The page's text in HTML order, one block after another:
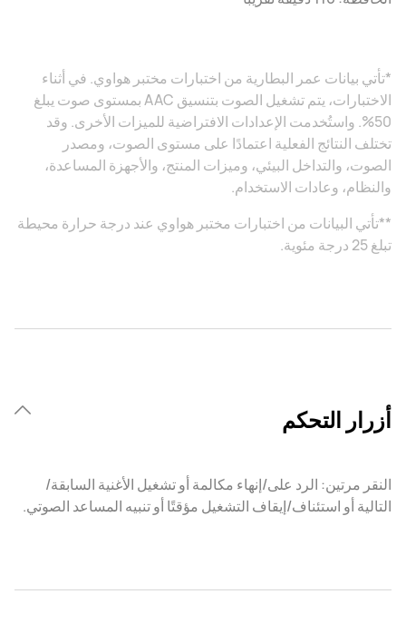
*تأتي بيانات عمر البطارية من اختبارات مختبر هواوي. في أثناء
الاختبارات، يتم تشغيل الصوت بتنسيق AAC بمستوى صوت يبلغ
50%. واستُخدمت الإعدادات الافتراضية للميزات الأخرى. وقد
تختلف النتائج الفعلية اعتمادًا على مستوى الصوت، ومصدر
الصوت، والتداخل البيئي، وميزات المنتج، والأجهزة المساعدة،
والنظام، وعادات الاستخدام.
**تأتي البيانات من اختبارات مختبر هواوي عند درجة حرارة محيطة
تبلغ 25 درجة مئوية.
أزرار التحكم
النقر مرتين: الرد على/إنهاء مكالمة أو تشغيل الأغنية السابقة/
التالية أو استئناف/إيقاف التشغيل مؤقتًا أو تنبيه المساعد الصوتي.